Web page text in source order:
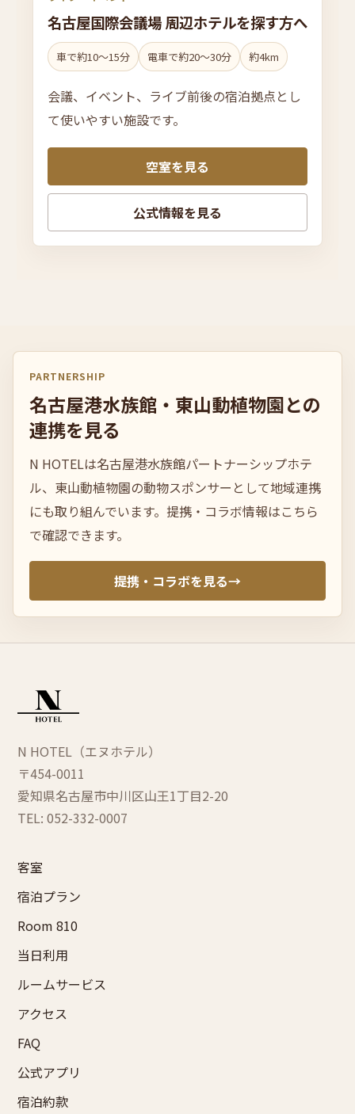
名古屋国際会議場 周辺ホテルを探す方へ
車で約10〜15分 電車で約20〜30分 約4km
会議、イベント、ライブ前後の宿泊拠点とし
て使いやすい施設です。
空室を見る
公式情報を見る
PARTNERSHIP
名古屋港水族館・ 東山動植物園との
連携を見る
N HOTELは名古屋港水族館パートナーシップホテ
ル、東山動植物園の動物スポンサーとして地域連携
にも取り組んでいます。提携・コラボ情報はこちら
で確認できます。
提携・コラボを見る→
N HOTEL（エヌホテル）
〒454-0011
愛知県名古屋市中川区山王1丁目2-20
TEL: 052-332-0007
客室
宿泊プラン
Room 810
当日利用
ルームサービス
アクセス
FAQ
公式アプリ
宿泊約款